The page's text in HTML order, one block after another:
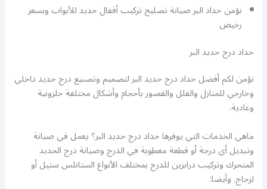
نؤمن حداد البر صيانة تصليح تركيب أقفال حديد للأبواب وبسعر
رخيص
حداد درج حديد البر
نؤمن لكم أفضل حداد درج حديد البر لتصميم وتصنيع درج حديد داخلي
وخارجي للمنازل والفلل والقصور بأحجام وأشكال مختلفة حلزونية
وعادية.
ماهي الخدمات التي يوفرها حداد درج حديد البر؟ يعمل في صيانة
وتبديل أي درجة أو قطعة معطوبة في الدرج وصيانة درج الحديد
المتحرك وتركيب درابزين للدرج بمختلف الأنواع الستانلس ستيل أو
لزجاج. وأيضا: